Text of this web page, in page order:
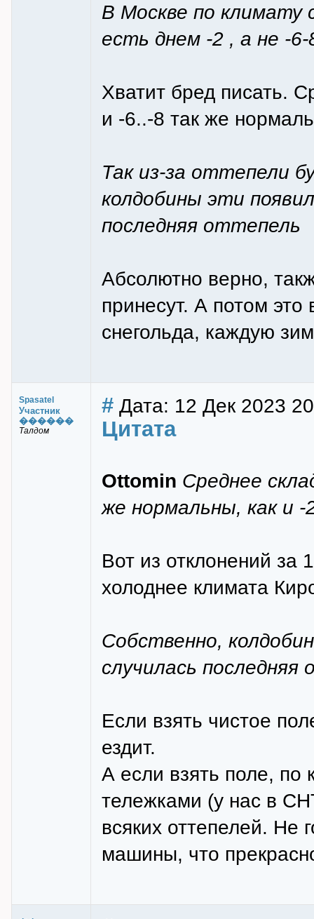
В Москве по климату
есть днем -2 , а не -6-
Хватит бред писать.
и -6..-8 так же
Так из-за оттепели
колдобины эти
последняя оттепель
Абсолютно верно,
принесут. А потом это
снегольда, каждую
Spasatel
Участник
������
Талдом
# Дата: 12 Дек 2023
Цитата
Ottomin Среднее
же нормальны, как и -
Вот из отклонений за
холоднее климата
Собственно,
случилась последняя
Если взять чистое
ездит.
А если взять поле, по
тележками (у нас в
всяких оттепелей. Не
машины, что